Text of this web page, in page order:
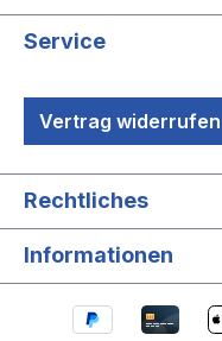
Service
Vertrag widerrufen
Rechtliches
Informationen